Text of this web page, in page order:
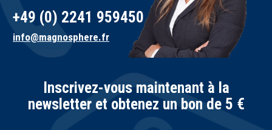
+49 (0) 2241 959450
info@magnosphere.fr
Inscrivez-vous maintenant à la
newsletter et obtenez un bon de 5 €